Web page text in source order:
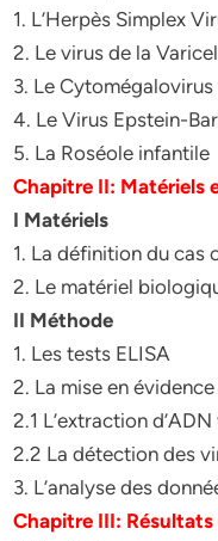
1. L’Herpès Simplex
2. Le virus de la
3. Le
4. Le Virus Epstein-
5. La Roséole infantile
Chapitre II: Matériels
I Matériels
1. La définition du cas
2. Le matériel
II Méthode
1. Les tests ELISA
2. La mise en
2.1 L’extraction
2.2 La détection des
3. L’analyse des
Chapitre III: